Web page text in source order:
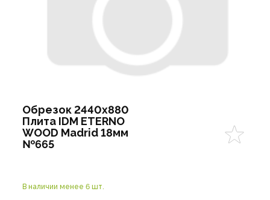
Обрезок 2440х880
Плита IDM ETERNO
WOOD Madrid 18мм
№665
В наличии менее 6 шт.